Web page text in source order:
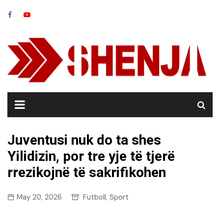
Juventusi nuk do ta shes
Yilidizin, por tre yje të tjerë
rrezikojnë të sakrifikohen
May 20, 2026 Futboll, Sport